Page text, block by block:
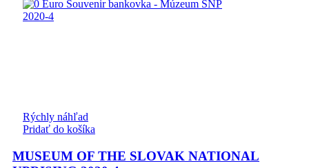
Rýchly náhľad
Pridať do košíka
MUSEUM OF THE SLOVAK NATIONAL